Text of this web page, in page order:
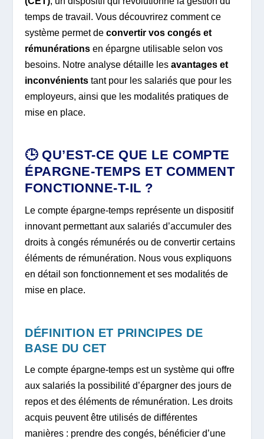
temps de travail. Vous découvrirez comment ce
système permet deconvertir vos congés et
rémunérations en épargne utilisable selon vos
besoins. Notre analyse détaille lesavantages et
inconvénients tant pour les salariés que pour les
employeurs, ainsi que les modalités pratiques de
mise en place.
🕒 QU’EST-CE QUE LE COMPTE
ÉPARGNE-TEMPS ET COMMENT
FONCTIONNE-T-IL ?
Le compte épargne-temps représente un dispositif
innovant permettant aux salariés d’accumuler des
droits à congés rémunérés ou de convertir certains
éléments de rémunération. Nous vous expliquons
en détail son fonctionnement et ses modalités de
mise en place.
DÉFINITION ET PRINCIPES DE
BASE DU CET
Le compte épargne-temps est un système qui offre
aux salariés la possibilité d’épargner des jours de
repos et des éléments de rémunération. Les droits
acquis peuvent être utilisés de différentes
manières : prendre des congés, bénéficier d’une